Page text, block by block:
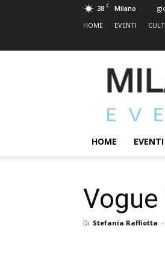
38 C Milano
HOME
EVENTI
HOME EVENTI
Di Stefania Raffiotta -